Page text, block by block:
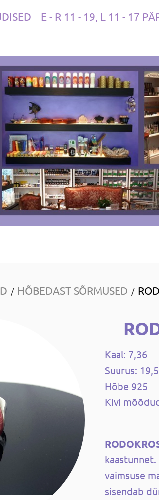
E - R 11 - 19, L 11 - 17
/ HÕBEDAST SÕRMUSED /
Kaal: 7,36
Suurus: 19,5
Hõbe 925
Kivi
vaimsuse
sisendab